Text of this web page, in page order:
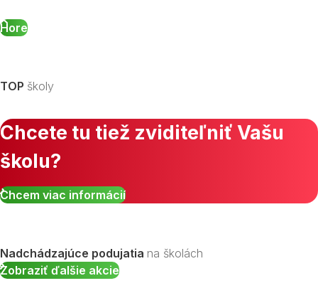
Hore
TOP školy
Chcete tu tiež zviditeľniť Vašu
školu?
Chcem viac informácií
Nadchádzajúce podujatia na školách
Zobraziť ďalšie akcie